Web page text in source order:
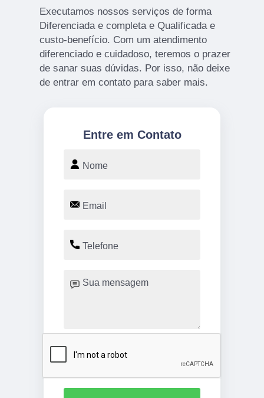
Executamos nossos serviços de forma
Diferenciada e completa e Qualificada e
custo-benefício. Com um atendimento
diferenciado e cuidadoso, teremos o prazer
de sanar suas dúvidas. Por isso, não deixe
de entrar em contato para saber mais.
Entre em Contato